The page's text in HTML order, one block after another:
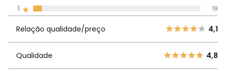
3
qualidade/preço
4,1
4,8
1 19
Relação qualidade/preço 4,1
Qualidade 4,8